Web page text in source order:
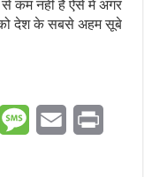
से कम नही है ऐसे में अगर
को देश के सबसे अहम सूबे
WhatsAppMessageEmail